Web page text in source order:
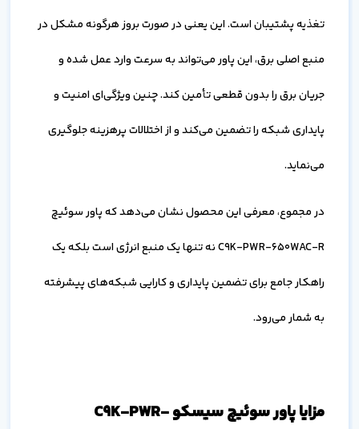
تغذیه پشتیبان است. این یعنی در صورت بروز هرگونه مشکل در
منبع اصلی برق، این پاور می‌تواند به سرعت وارد عمل شده و
جریان برق را بدون قطعی تأمین کند. چنین ویژگی‌ای امنیت و
پایداری شبکه را تضمین می‌کند و از اختلالات پرهزینه جلوگیری
می‌نماید.
در مجموع، معرفی این محصول نشان می‌دهد که پاور سوئیچ
C9K-PWR-650WAC-R نه تنها یک منبع انرژی است بلکه یک
راهکار جامع برای تضمین پایداری و کارایی شبکه‌های پیشرفته
به شمار می‌رود.
مزایا پاور سوئیچ سیسکو C9K-PWR-